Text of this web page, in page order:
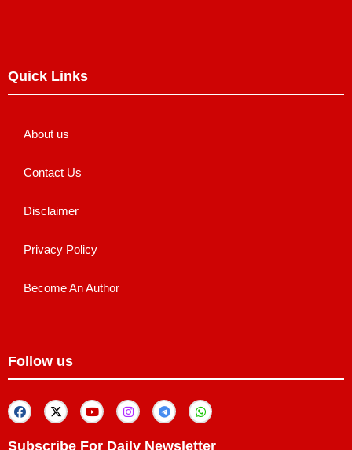
Quick Links
About us
Contact Us
Disclaimer
Privacy Policy
Become An Author
Follow us
Subscribe For Daily Newsletter